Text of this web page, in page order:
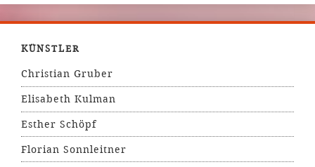
KÜNSTLER
Christian Gruber
Elisabeth Kulman
Esther Schöpf
Florian Sonnleitner